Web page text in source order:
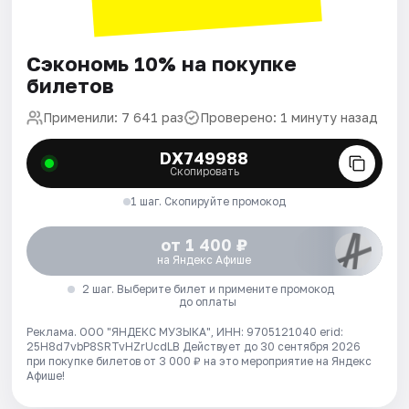
Сэкономь 10% на покупке
билетов
Применили: 7 641 раз Проверено: 1 минуту назад
DX749988
Скопировать
1 шаг. Скопируйте промокод
от 1 400 ₽
на Яндекс Афише
2 шаг. Выберите билет и примените промокод
до оплаты
Реклама. ООО "ЯНДЕКС МУЗЫКА", ИНН: 9705121040 erid:
25H8d7vbP8SRTvHZrUcdLB Действует до 30 сентября 2026
при покупке билетов от 3 000 ₽ на это мероприятие на Яндекс
Афише!